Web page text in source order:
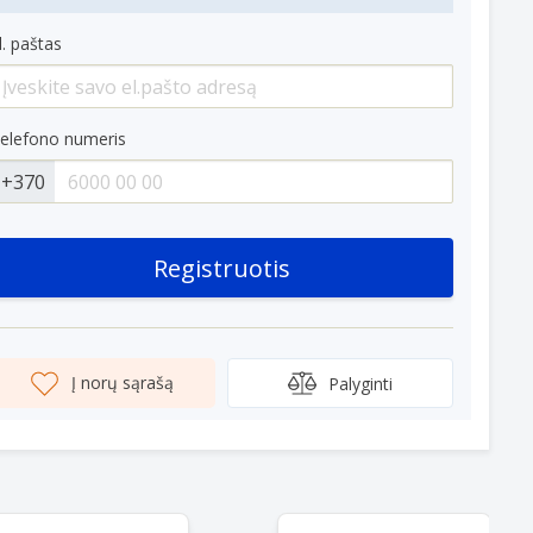
paštas
numeris
+370
Registruotis
Į norų sąrašą Palyginti